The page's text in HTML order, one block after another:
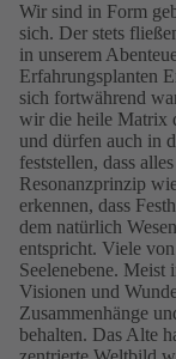
Wir sind in Form
sich. Der stets
in unserem
Erfahrungsplanten
sich fortwährend
wir die heile Matrix
und dürfen auch in
feststellen, dass
Resonanzprinzip
erkennen, dass
dem natürlich
entspricht. Viele
Seelenebene.
Visionen und
Zusammenhänge
behalten. Das Alte